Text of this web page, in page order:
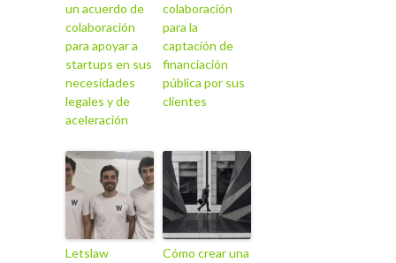
un acuerdo de
colaboración
para apoyar a
startups en sus
necesidades
legales y de
aceleración
colaboración
para la
captación de
financiación
pública por sus
clientes
Letslaw
Cómo crear una